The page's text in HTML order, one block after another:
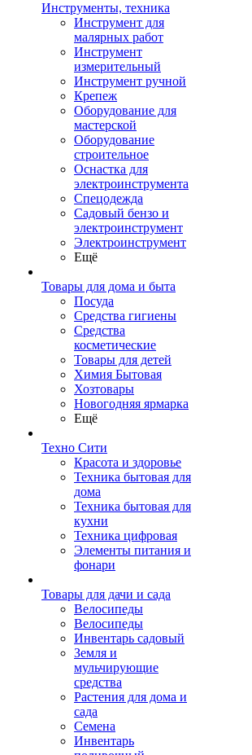
Инструменты, техника
Инструмент для
малярных работ
Инструмент
измерительный
Инструмент ручной
Крепеж
Оборудование для
мастерской
Оборудование
строительное
Оснастка для
электроинструмента
Спецодежда
Садовый бензо и
электроинструмент
Электроинструмент
Ещё
Товары для дома и быта
Посуда
Средства гигиены
Средства
косметические
Товары для детей
Химия Бытовая
Хозтовары
Новогодняя ярмарка
Ещё
Техно Сити
Красота и здоровье
Техника бытовая для
дома
Техника бытовая для
кухни
Техника цифровая
Элементы питания и
фонари
Товары для дачи и сада
Велосипеды
Велосипеды
Инвентарь садовый
Земля и
мульчирующие
средства
Растения для дома и
сада
Семена
Инвентарь